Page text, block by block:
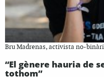
Bru Madrenas, activista no-
“El gènere hauria de
tothom”